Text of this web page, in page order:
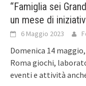
“Famiglia sei
un mese di
6 Maggio 2023
Domenica 14
Roma giochi,
eventi e attività